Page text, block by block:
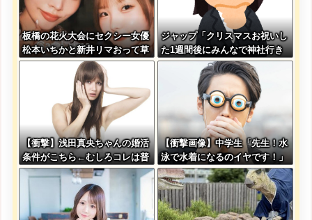
板橋の花火大会にセクシー女優
松本いちかと新井リマおって草
ジャップ「クリスマスお祝いし
た1週間後にみんなで神社行き
ます」←これ
【衝撃】浅田真央ちゃんの婚活
条件がこちら←むしろコレは普
通じゃね？w w w w w w w w
【衝撃画像】中学生「先生！水
泳で水着になるのイヤです！」
先生「分かった」→結果まさか
の『こう』なってしまうw w w
w w w w